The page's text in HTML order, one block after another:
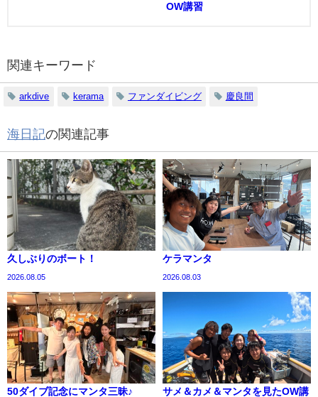
OW講習
関連キーワード
arkdive kerama ファンダイビング 慶良間
海日記の関連記事
久しぶりのボート！
2026.08.05
ケラマンタ
2026.08.03
50ダイブ記念にマンタ三昧♪
サメ＆カメ＆マンタを見たOW講